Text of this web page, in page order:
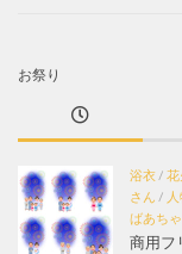
お祭り
浴衣/ 花
さん /
ばあち
商用フ